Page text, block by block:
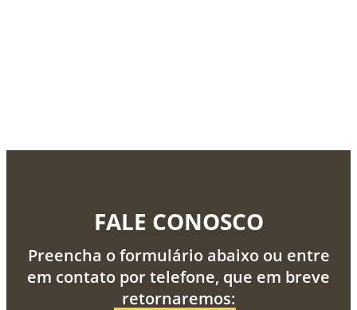
FALE CONOSCO
Preencha o formulário abaixo ou entre
em contato por telefone, que em breve
retornaremos: